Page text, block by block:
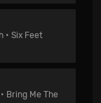
• Six Feet
Bring Me The